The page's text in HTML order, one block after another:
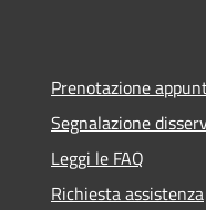
Prenotazione
Segnalazione
Leggi le FAQ
Richiesta assistenza